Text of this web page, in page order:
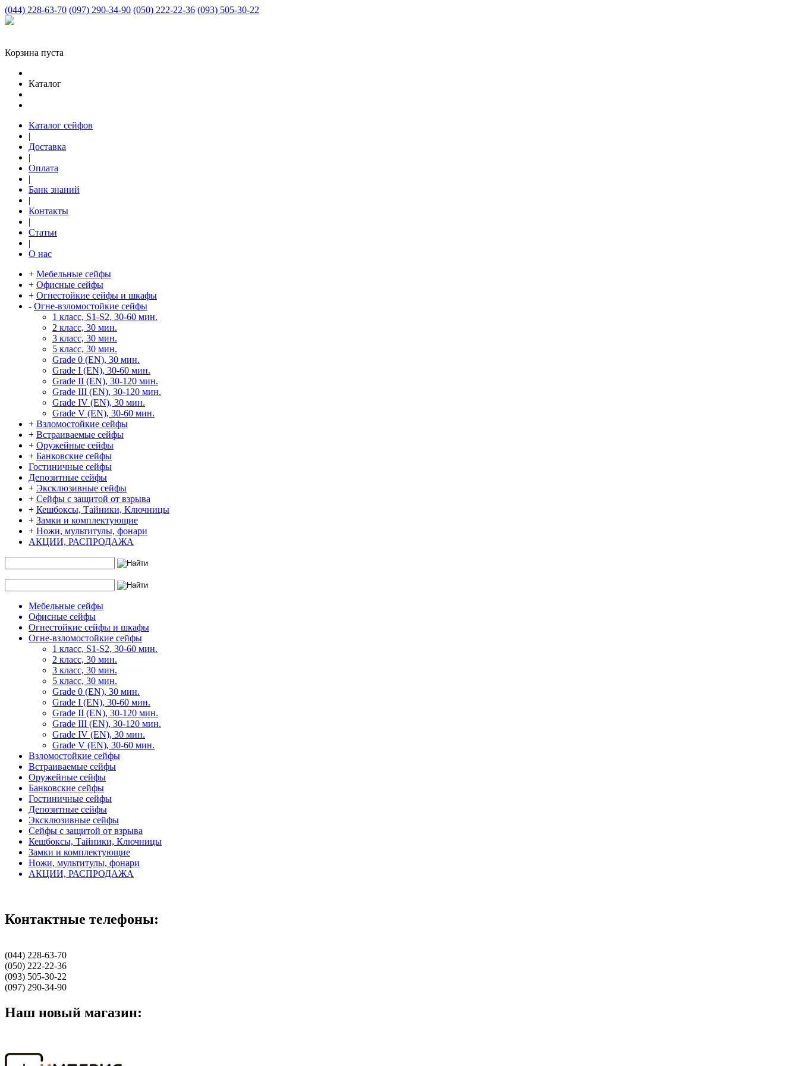
(044) 228-63-70 (097) 290-34-90 (050) 222-22-36 (093) 505-30-22
Корзина пуста
Каталог
Каталог сейфов
|
Доставка
|
Оплата
|
Банк знаний
|
Контакты
|
Статьи
|
О нас
+ Мебельные сейфы
+ Офисные сейфы
+ Огнестойкие сейфы и шкафы
- Огне-взломостойкие сейфы
1 класс, S1-S2, 30-60 мин.
2 класс, 30 мин.
3 класс, 30 мин.
5 класс, 30 мин.
Grade 0 (EN), 30 мин.
Grade I (EN), 30-60 мин.
Grade II (EN), 30-120 мин.
Grade III (EN), 30-120 мин.
Grade IV (EN), 30 мин.
Grade V (EN), 30-60 мин.
+ Взломостойкие сейфы
+ Встраиваемые сейфы
+ Оружейные сейфы
+ Банковские сейфы
Гостиничные сейфы
Депозитные сейфы
+ Эксклюзивные сейфы
+ Сейфы с защитой от взрыва
+ Кешбоксы, Тайники, Ключницы
+ Замки и комплектующие
+ Ножи, мультитулы, фонари
АКЦИИ, РАСПРОДАЖА
Мебельные сейфы
Офисные сейфы
Огнестойкие сейфы и шкафы
Огне-взломостойкие сейфы
1 класс, S1-S2, 30-60 мин.
2 класс, 30 мин.
3 класс, 30 мин.
5 класс, 30 мин.
Grade 0 (EN), 30 мин.
Grade I (EN), 30-60 мин.
Grade II (EN), 30-120 мин.
Grade III (EN), 30-120 мин.
Grade IV (EN), 30 мин.
Grade V (EN), 30-60 мин.
Взломостойкие сейфы
Встраиваемые сейфы
Оружейные сейфы
Банковские сейфы
Гостиничные сейфы
Депозитные сейфы
Эксклюзивные сейфы
Сейфы с защитой от взрыва
Кешбоксы, Тайники, Ключницы
Замки и комплектующие
Ножи, мультитулы, фонари
АКЦИИ, РАСПРОДАЖА
Контактные телефоны:
(044) 228-63-70
(050) 222-22-36
(093) 505-30-22
(097) 290-34-90
Наш новый магазин: